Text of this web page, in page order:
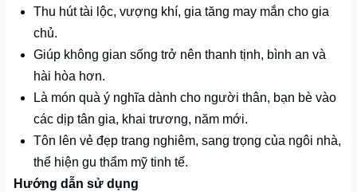
Thu hút tài lộc, vượng khí, gia tăng may mắn cho gia
chủ.
Giúp không gian sống trở nên thanh tịnh, bình an và
hài hòa hơn.
Là món quà ý nghĩa dành cho người thân, bạn bè vào
các dịp tân gia, khai trương, năm mới.
Tôn lên vẻ đẹp trang nghiêm, sang trọng của ngôi nhà,
thể hiện gu thẩm mỹ tinh tế.
Hướng dẫn sử dụng